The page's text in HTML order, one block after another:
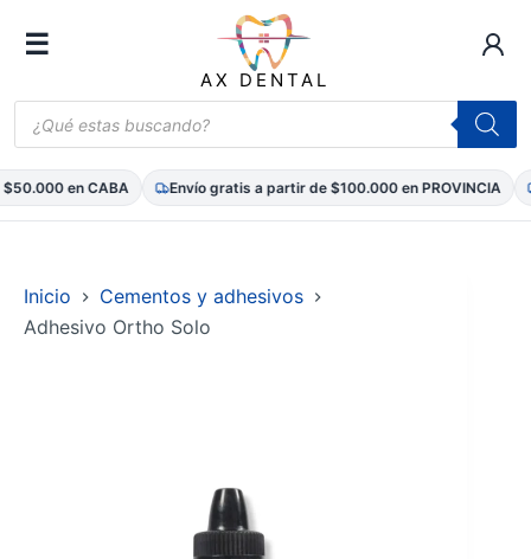
☰
AX DENTAL
Búsqueda
de
productos
en CABA Envío gratis a partir de $100.000 en PROVINCIA
contenido
Inicio
Cementos y adhesivos
Adhesivo Ortho Solo